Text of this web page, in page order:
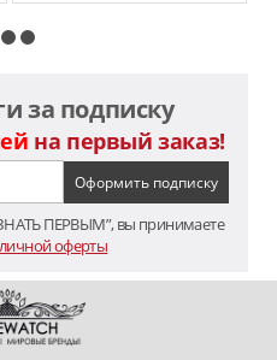
за подписку
на первый заказ!
ПЕРВЫМ”, вы принимаете
оферты